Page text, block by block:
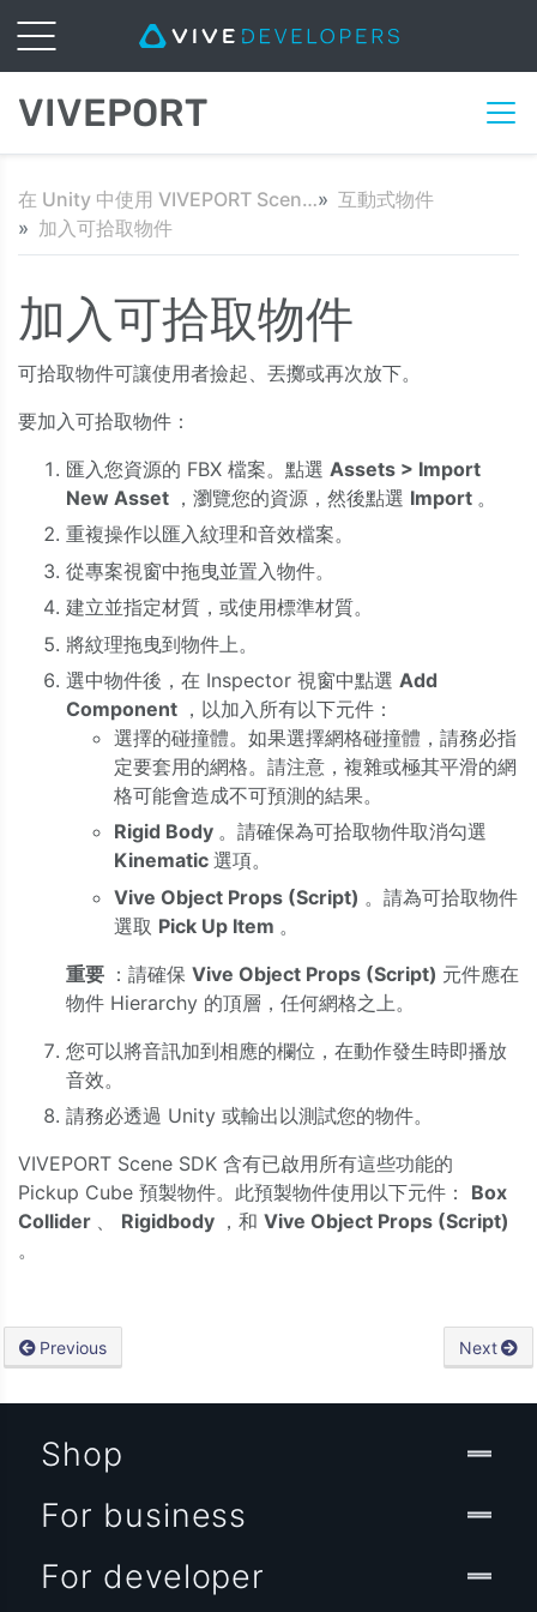
VIVEPORT
在 Unity 中使用 VIVEPORT Scene SDK 入門
互動式物件
加入可拾取物件
加入可拾取物件
可拾取物件可讓使用者撿起、丟擲或再次放下。
要加入可拾取物件：
匯入您資源的 FBX 檔案。點選 Assets > Import
New Asset ，瀏覽您的資源，然後點選 Import 。
重複操作以匯入紋理和音效檔案。
從專案視窗中拖曳並置入物件。
建立並指定材質，或使用標準材質。
將紋理拖曳到物件上。
選中物件後，在 Inspector 視窗中點選 Add
Component ，以加入所有以下元件：
選擇的碰撞體。如果選擇網格碰撞體，請務必指
定要套用的網格。請注意，複雜或極其平滑的網
格可能會造成不可預測的結果。
Rigid Body 。請確保為可拾取物件取消勾選
Kinematic 選項。
Vive Object Props (Script) 。請為可拾取物件
選取 Pick Up Item 。
重要 ：請確保 Vive Object Props (Script) 元件應在
物件 Hierarchy 的頂層，任何網格之上。
您可以將音訊加到相應的欄位，在動作發生時即播放
音效。
請務必透過 Unity 或輸出以測試您的物件。
VIVEPORT Scene SDK 含有已啟用所有這些功能的
Pickup Cube 預製物件。此預製物件使用以下元件： Box
Collider 、 Rigidbody ，和 Vive Object Props (Script)
。
Previous Next
Shop
For business
For developer